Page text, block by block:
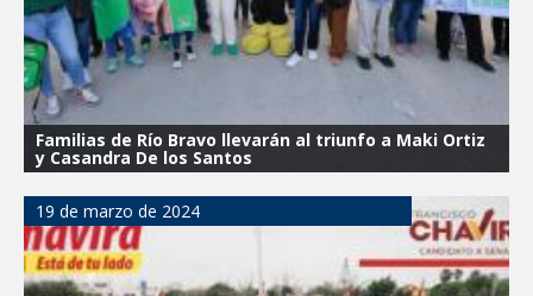
Familias de Río Bravo llevarán al triunfo a Maki Ortiz
y Casandra De los Santos
19 de marzo de 2024